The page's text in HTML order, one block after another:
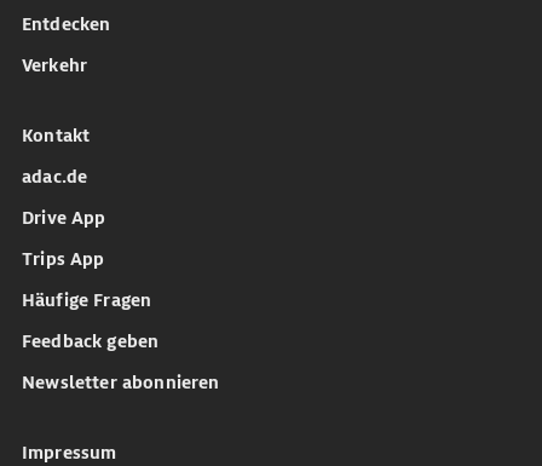
Entdecken
Verkehr
Kontakt
adac.de
Drive App
Trips App
Häufige Fragen
Feedback geben
Newsletter abonnieren
Impressum